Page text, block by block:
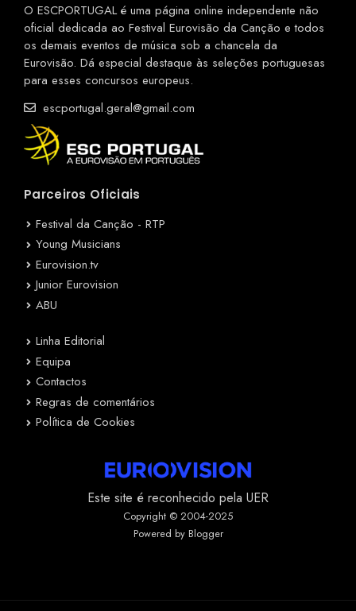
O ESCPORTUGAL é uma página online independente não
oficial dedicada ao Festival Eurovisão da Canção e todos
os demais eventos de música sob a chancela da
Eurovisão. Dá especial destaque às seleções portuguesas
para esses concursos europeus.
escportugal.geral@gmail.com
Parceiros Oficiais
Festival da Canção - RTP
Young Musicians
Eurovision.tv
Junior Eurovision
ABU
Linha Editorial
Equipa
Contactos
Regras de comentários
Política de Cookies
Este site é reconhecido pela UER
Copyright © 2004-2025
Powered by Blogger